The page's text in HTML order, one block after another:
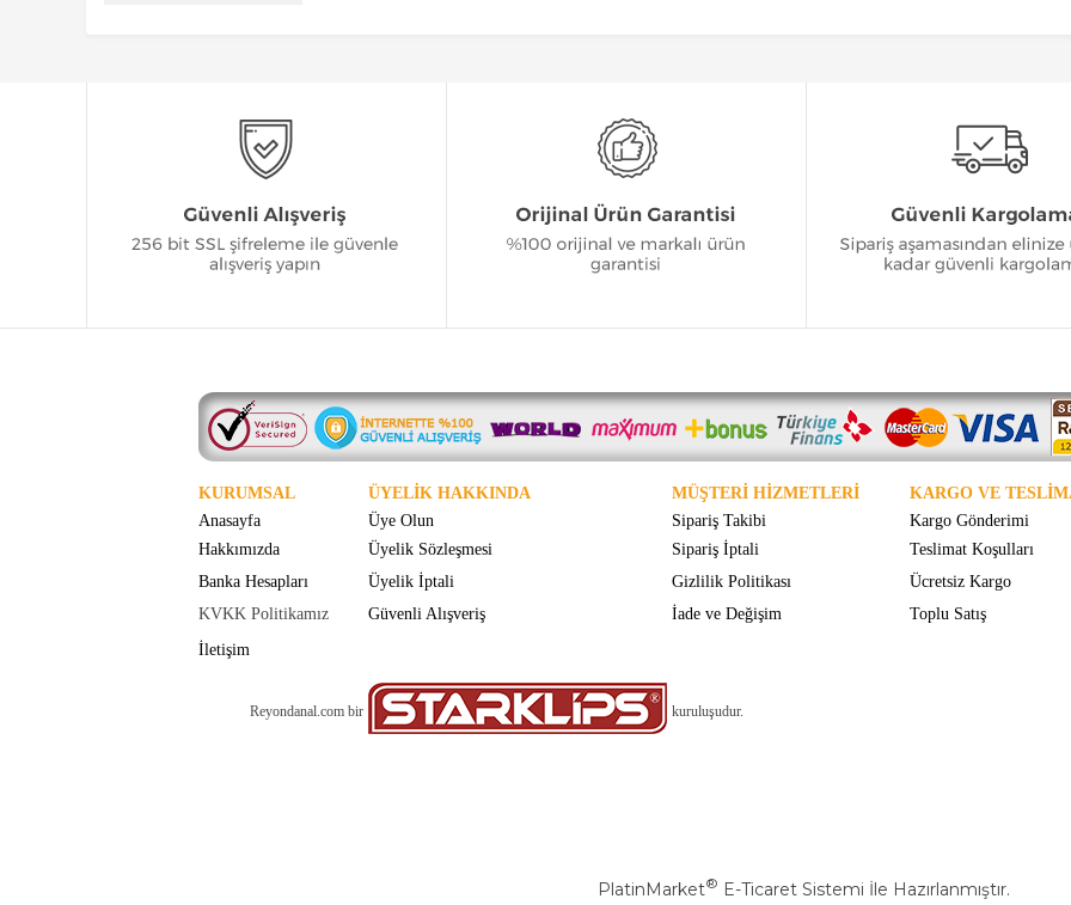
KURUMSAL ÜYELİK HAKKINDA MÜŞTERİ HİZMETLERİ
KARGO VE
Anasayfa
Üye Olun Sipariş Takibi
Kargo Gönderimi
Hakkımızda
Üyelik Sözleşmesi Sipariş İptali
Teslimat Koşulları
Banka Hesapları
Üyelik İptali Gizlilik Politikası
Ücretsiz Kargo
KVKK Politikamız
Güvenli Alışveriş İade ve Değişim
Toplu Satış
İletişim
Reyondanal.com bir kuruluşudur.
PlatinMarket® E-Ticaret Sistemi İle Hazırlanmıştır.